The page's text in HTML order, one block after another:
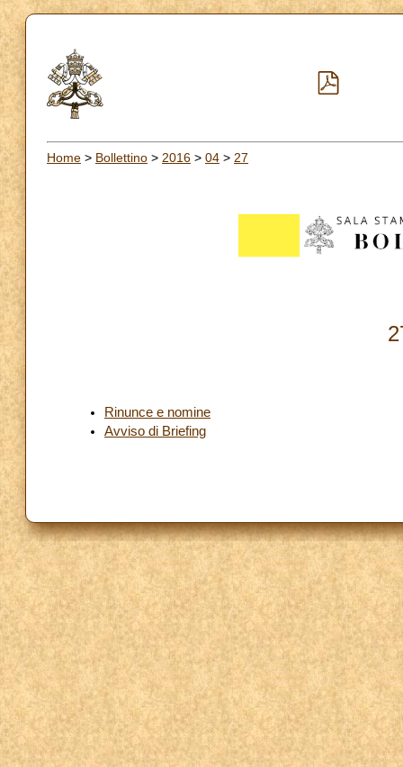
Home > Bollettino > 2016 > 04 > 27
Rinunce e nomine
Avviso di Briefing